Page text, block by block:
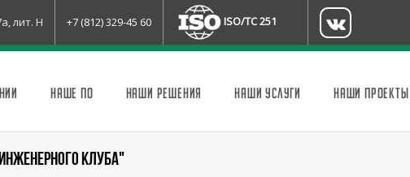
лит. Н +7 (812) 329-45 60 ISO/TC 251
НАШЕ ПО НАШИ РЕШЕНИЯ НАШИ УСЛУГИ НАШИ ПРОЕКТЫ
КЛУБА"